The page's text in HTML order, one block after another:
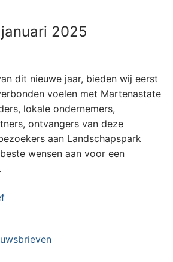
2025
dit nieuwe jaar, bieden wij eerst
voelen met Martenastate
lokale ondernemers,
ontvangers van deze
aan Landschapspark
wensen aan voor een